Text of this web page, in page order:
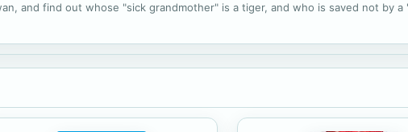
and find out whose "sick grandmother" is a tiger, and who is saved not by